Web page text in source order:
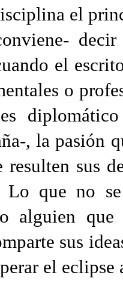
el
el
o
, la pasión
sus
Lo que no
alguien
sus
el